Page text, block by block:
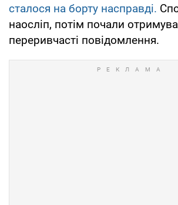
сталося на борту насправді.
наосліп, потім почали
переривчасті повідомлення.